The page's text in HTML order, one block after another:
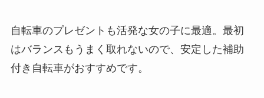
自転車のプレゼントも活発な女の子に最適。最初
はバランスもうまく取れないので、安定した補助
付き自転車がおすすめです。